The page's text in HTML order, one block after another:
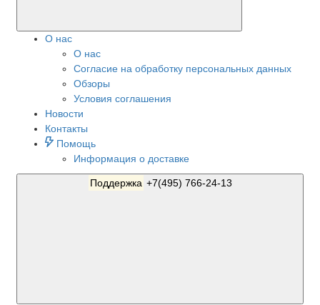
О нас
О нас
Согласие на обработку персональных данных
Обзоры
Условия соглашения
Новости
Контакты
Помощь
Информация о доставке
Поддержка